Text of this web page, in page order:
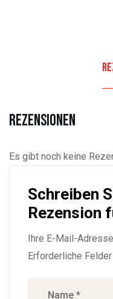
Rezensionen
Es gibt noch keine
Schreiben
Rezension
Ihre E-Mail-
Erforderliche